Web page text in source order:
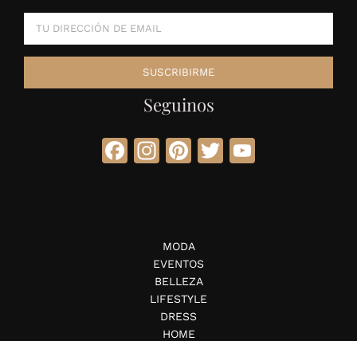
Seguinos
Facebook
Instagram
Pinterest
Twitter
MODA
EVENTOS
BELLEZA
LIFESTYLE
DRESS
HOME